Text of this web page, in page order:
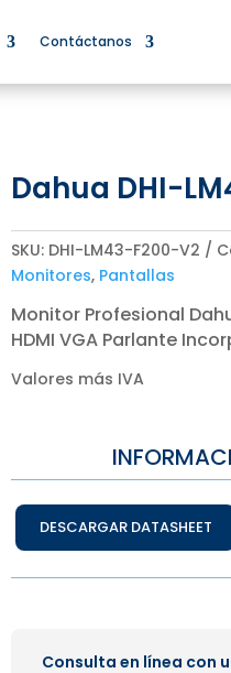
Contáctanos
Dahua DHI-
SKU: DHI-LM43-F200-V2
Monitores, Pantallas
Monitor Profesional
HDMI VGA Parlante
Valores más IVA
DESCARGAR DATASHEET
Consulta en línea con